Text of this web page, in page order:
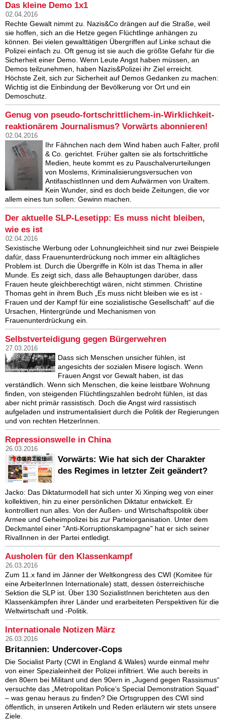
Das kleine Demo 1x1
02.04.2016
Rechte Gewalt nimmt zu. Nazis&Co drängen auf die Straße, weil
sie hoffen, sich an die Hetze gegen Flüchtlinge anhängen zu
können. Bei vielen gewalttätigen Übergriffen auf Linke schaut die
Polizei einfach zu. Oft genug ist sie auch die größte Gefahr für die
Sicherheit einer Demo. Wenn Leute Angst haben müssen, an
Demos teilzunehmen, haben Nazis&Polizei ihr Ziel erreicht.
Höchste Zeit, sich zur Sicherheit auf Demos Gedanken zu machen:
Wichtig ist die Einbindung der Bevölkerung vor Ort und ein
Demoschutz.
Genug von pseudo-fortschrittlichem-in-Wirklichkeit-
reaktionärem Journalismus? Vorwärts abonnieren!
02.04.2016
Ihr Fähnchen nach dem Wind haben auch Falter, profil
& Co. gerichtet. Früher galten sie als fortschrittliche
Medien, heute kommt es zu Pauschalverurteilungen
von Moslems, Kriminalisierungsversuchen von
AntifaschistInnen und dem Aufwärmen von Uraltem.
Kein Wunder, sind es doch beide Zeitungen, die vor
allem eines tun sollen: Gewinn machen.
Der aktuelle SLP-Lesetipp: Es muss nicht bleiben,
wie es ist
02.04.2016
Sexistische Werbung oder Lohnungleichheit sind nur zwei Beispiele
dafür, dass Frauenunterdrückung noch immer ein alltägliches
Problem ist. Durch die Übergriffe in Köln ist das Thema in aller
Munde. Es zeigt sich, dass alle Behauptungen darüber, dass
Frauen heute gleichberechtigt wären, nicht stimmen. Christine
Thomas geht in ihrem Buch „Es muss nicht bleiben wie es ist -
Frauen und der Kampf für eine sozialistische Gesellschaft“ auf die
Ursachen, Hintergründe und Mechanismen von
Frauenunterdrückung ein.
Selbstverteidigung gegen Bürgerwehren
27.03.2016
Dass sich Menschen unsicher fühlen, ist
angesichts der sozialen Misere logisch. Wenn
Frauen Angst vor Gewalt haben, ist das
verständlich. Wenn sich Menschen, die keine leistbare Wohnung
finden, von steigenden Flüchtlingszahlen bedroht fühlen, ist das
aber nicht primär rassistisch. Doch die Angst wird rassistisch
aufgeladen und instrumentalisiert durch die Politik der Regierungen
und von rechten HetzerInnen.
Repressionswelle in China
26.03.2016
Vorwärts: Wie hat sich der Charakter
des Regimes in letzter Zeit geändert?
Jacko: Das Diktaturmodell hat sich unter Xi Xinping weg von einer
kollektiven, hin zu einer persönlichen Diktatur entwickelt. Er
kontrolliert nun alles. Von der Außen- und Wirtschaftspolitik über
Armee und Geheimpolizei bis zur Parteiorganisation. Unter dem
Deckmantel einer "Anti-Korruptionskampagne" hat er sich seiner
RivalInnen in der Partei entledigt.
Ausholen für den Klassenkampf
26.03.2016
Zum 11.x fand im Jänner der Weltkongress des CWI (Komitee für
eine ArbeiterInnen Internationale) statt, dessen österreichische
Sektion die SLP ist. Über 130 SozialistInnen berichteten aus den
Klassenkämpfen ihrer Länder und erarbeiteten Perspektiven für die
Weltwirtschaft und -Politik.
Internationale Notizen März
26.03.2016
Britannien: Undercover-Cops
Die Socialist Party (CWI in England & Wales) wurde einmal mehr
von einer Spezialeinheit der Polizei infiltriert. Wie auch bereits in
den 80ern bei Militant und den 90ern in „Jugend gegen Rassismus“
versuchte das „Metropolitan Police’s Special Demonstration Squad“
– was genau heraus zu finden? Die Ortsgruppen des CWI sind
öffentlich, in unseren Artikeln und Reden erläutern wir stets unsere
Ziele.